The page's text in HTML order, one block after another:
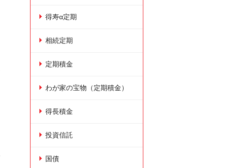
得寿α定期
相続定期
定期積金
わが家の宝物（定期積金）
得長積金
投資信託
国債